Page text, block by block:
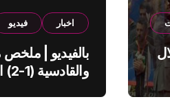
اخبار فيديو
بالفيديو | ملخص